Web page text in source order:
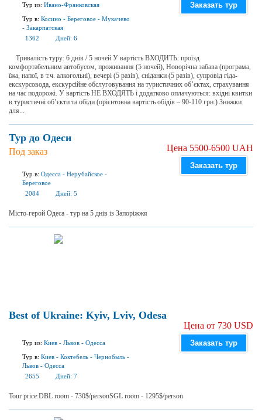
Тур из: Ивано-Франковская
Тур в: Косино - Береговое - Мукачево
- Закарпатская
1362
Дней: 6
Заказать тур
Тривалість туру: 6 днів / 5 ночей У вартість ВХОДИТЬ: проїзд
комфортабельним автобусом, проживання (5 ночей), Новорічна забава (програма,
їжа, напої, в т.ч. алкогольні), вечері (5 разів), сніданки (5 разів), супровід гіда-
екскурсовода, екскурсійне обслуговування на туристичних об’єктах, страхування
на час подорожі. У вартість НЕ ВХОДЯТЬ і додатково оплачуються: вхідні квитки
в туристичні об’єкти та обіди (орієнтовна вартість обідів – 90-110 грн.) Знижки
для...
Тур до Одеси
Под заказ
Тур в: Одесса - Нерубайское -
Береговое
2084
Дней: 5
Цена 5500-6500 UAH
Заказать тур
Місто-герой Одеса - тур на 5 днів із Запоріжжя
Best of Ukraine: Kyiv, Lviv, Odesa
Тур из: Киев - Львов - Одесса
Тур в: Киев - Коктебель - Чернобыль -
Львов - Одесса
2655
Дней: 7
Цена от 730 USD
Заказать тур
Tour price:DBL room - 730$/personSGL room - 1295$/person